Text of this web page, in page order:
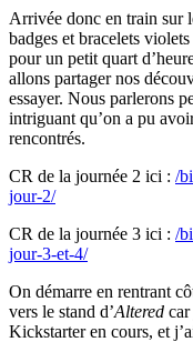
Arrivée donc en train sur
badges et bracelets
pour un petit quart
allons partager nos
essayer. Nous parlerons
intriguant qu’on a pu
rencontrés.
CR de la journée 2 ici : /
jour-2/
CR de la journée 3 ici : /
jour-3-et-4/
On démarre en rentrant
vers le stand d’Altered
Kickstarter en cours, et